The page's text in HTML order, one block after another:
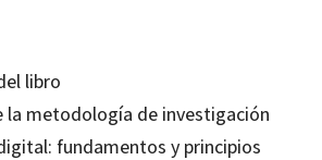
libro
la metodología de investigación
fundamentos y principios